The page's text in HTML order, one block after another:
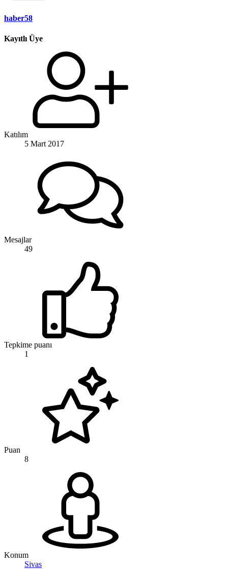
haber58
Kayıtlı Üye
Katılım
5 Mart 2017
Mesajlar
49
Tepkime puanı
1
Puan
8
Konum
Sivas